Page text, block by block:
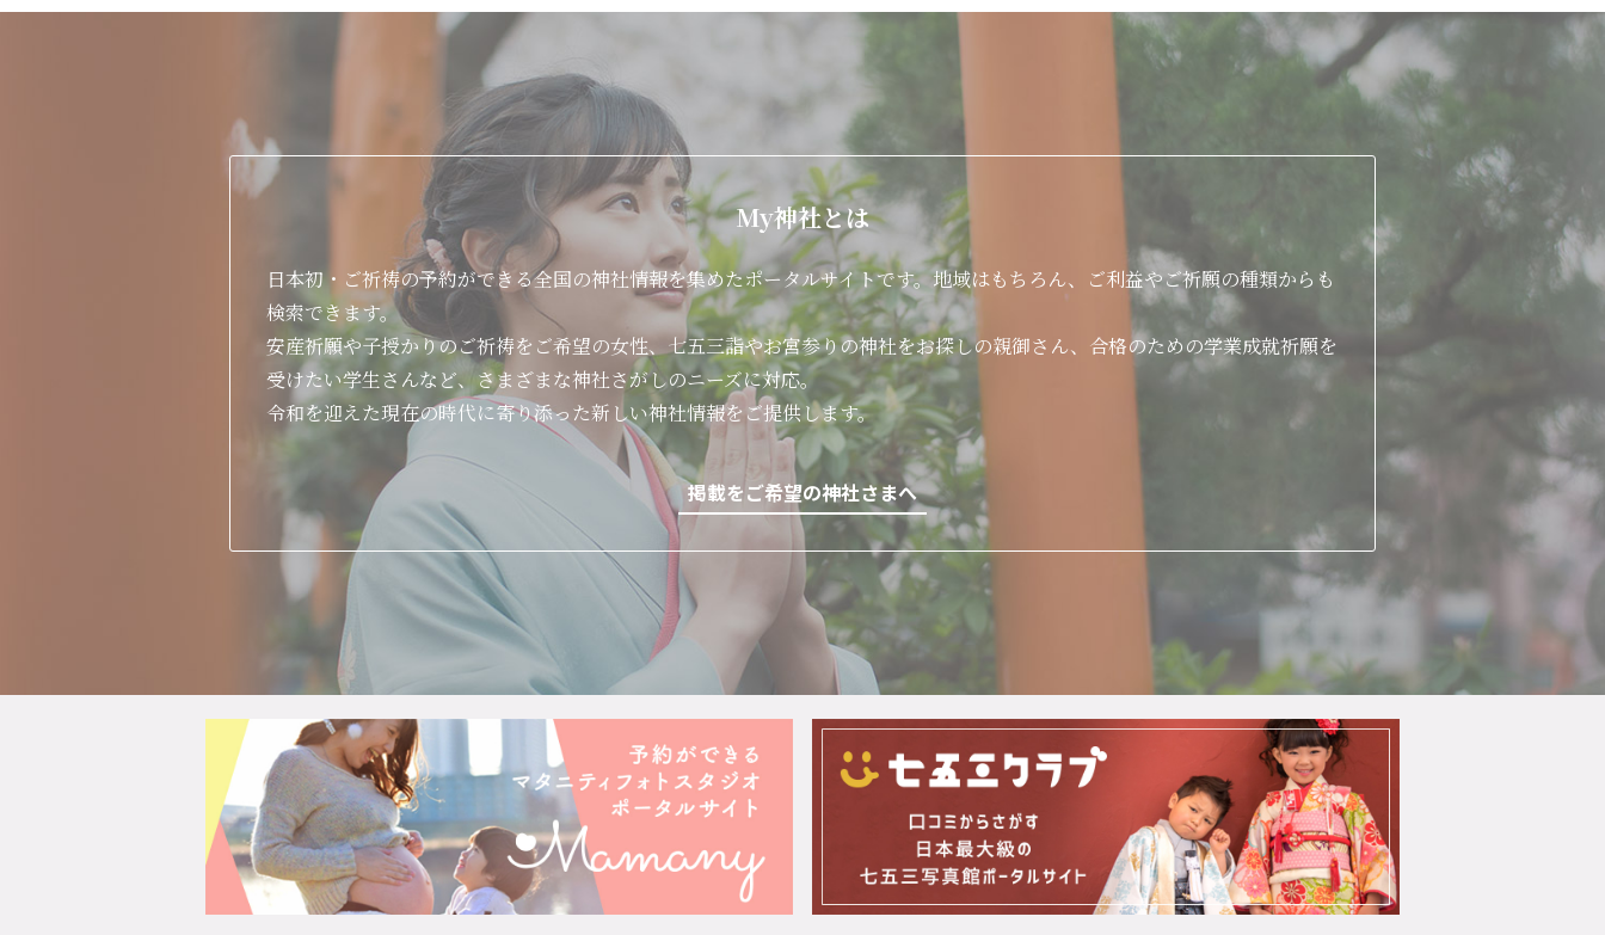
My神社とは
日本初・ご祈祷の予約ができる全国の神社情報を集めたポータルサイトです。地域はもちろん、ご利益やご祈願の種類からも
検索できます。
安産祈願や子授かりのご祈祷をご希望の女性、七五三詣やお宮参りの神社をお探しの親御さん、合格のための学業成就祈願を
受けたい学生さんなど、さまざまな神社さがしのニーズに対応。
令和を迎えた現在の時代に寄り添った新しい神社情報をご提供します。
掲載をご希望の神社さまへ